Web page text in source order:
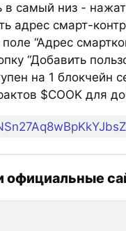
в самый низ -
адрес смарт-
“Адрес
“Добавить
на 1 блокчейн
$COOK для
официальные